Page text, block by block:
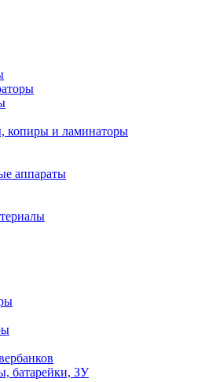
копиры и ламинаторы
аппараты
батарейки, ЗУ